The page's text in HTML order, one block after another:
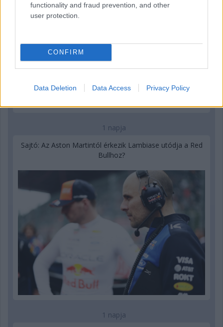
functionality and fraud prevention, and other
user protection.
CONFIRM
Data Deletion Data Access Privacy Policy
1 napja
Sajtó: Az Aston Martintól érkezik Lambiase utódja a Red
Bullhoz?
1 napja